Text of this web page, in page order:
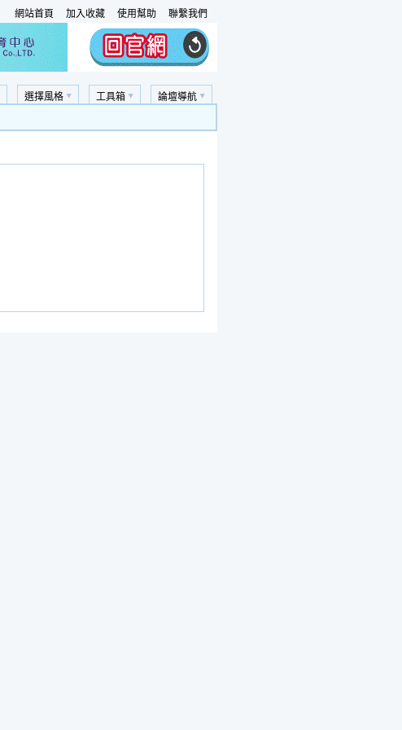
網站首頁 加入收藏 使用幫助 聯繫我們
論壇導航
工具箱
選擇風格